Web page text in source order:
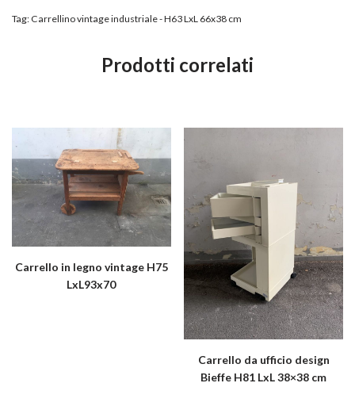
Tag: Carrellino vintage industriale - H63 LxL 66x38 cm
Prodotti correlati
Carrello in legno vintage H75
LxL93x70
Carrello da ufficio design
Bieffe H81 LxL 38×38 cm